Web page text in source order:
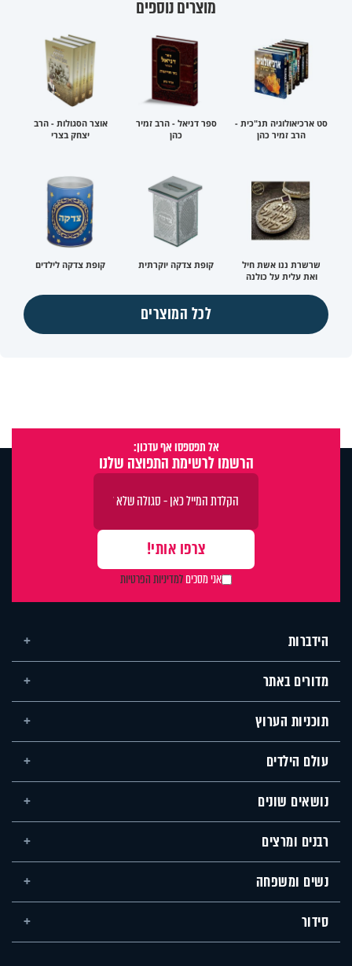
מוצרים נוספים
סט ארכיאולוגיה תנ"כית -
הרב זמיר כהן
ספר דניאל - הרב זמיר
כהן
אוצר הסגולות - הרב
יצחק בצרי
שרשרת ננו אשת חיל
ואת עלית על כולנה
קופת צדקה יוקרתית קופת צדקה לילדים
לכל המוצרים
אל תפספסו אף עדכון:
הרשמו לרשימת התפוצה שלנו
אני מסכיםלמדיניות הפרטיות
הידברות
מדורים באתר
תוכניות הערוץ
עולם הילדים
נושאים שונים
רבנים ומרצים
נשים ומשפחה
סידור